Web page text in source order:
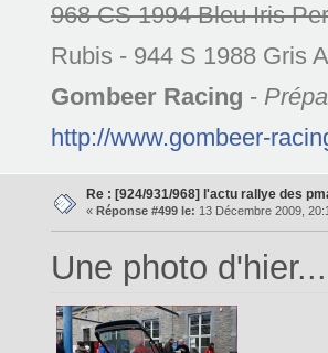
968 CS 1994 Bleu Iris
Rubis - 944 S 1988 Gris
Gombeer Racing -
http://www.gombeer-
Re : [924/931/968] l'actu rallye des
« Réponse #499 le: 13 Décembre 2009,
Une photo d'hier...